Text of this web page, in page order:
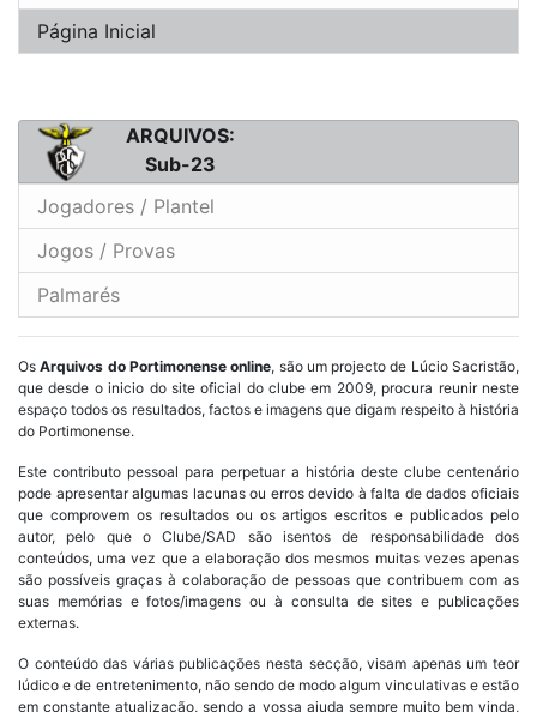
Página Inicial
ARQUIVOS:
Sub-23
Jogadores / Plantel
Jogos / Provas
Palmarés
OsArquivos do Portimonense online, são um projecto de Lúcio Sacristão,
que desde o inicio do site oficial do clube em 2009, procura reunir neste
espaço todos os resultados, factos e imagens que digam respeito à história
do Portimonense.
Este contributo pessoal para perpetuar a história deste clube centenário
pode apresentar algumas lacunas ou erros devido à falta de dados oficiais
que comprovem os resultados ou os artigos escritos e publicados pelo
autor, pelo que o Clube/SAD são isentos de responsabilidade dos
conteúdos, uma vez que a elaboração dos mesmos muitas vezes apenas
são possíveis graças à colaboração de pessoas que contribuem com as
suas memórias e fotos/imagens ou à consulta de sites e publicações
externas.
O conteúdo das várias publicações nesta secção, visam apenas um teor
lúdico e de entretenimento, não sendo de modo algum vinculativas e estão
em constante atualização, sendo a vossa ajuda sempre muito bem vinda,